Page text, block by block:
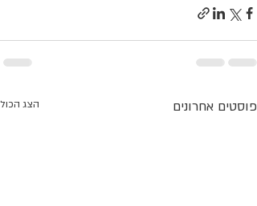
פוסטים אחרונים הצג הכול